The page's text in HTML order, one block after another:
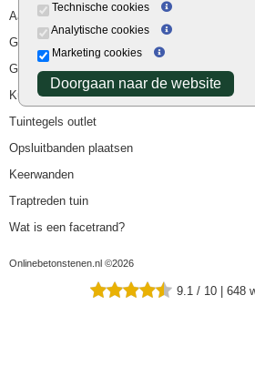
Technische cookies
Analytische cookies
Marketing cookies
Doorgaan naar de website
Aanbiedingen
Goedkope bestrating
Goedkope tuintegels
Kunstgras
Tuintegels outlet
Opsluitbanden plaatsen
Keerwanden
Traptreden tuin
Wat is een facetrand?
Onlinebetonstenen.nl ©2026
9.1 / 10 | 648